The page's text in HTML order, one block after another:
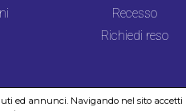
Recesso
Richiedi reso
ed annunci. Navigando nel sito